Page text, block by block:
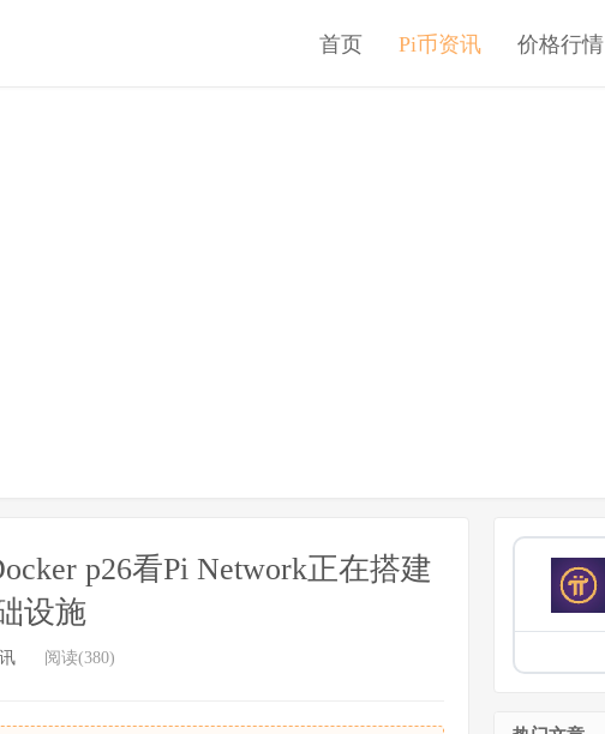
首页 Pi币资讯 价格行情
p26看Pi Network正在搭建
设施
阅读(380)